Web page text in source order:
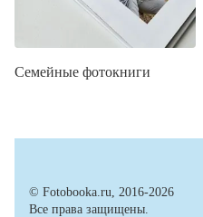
Семейные фотокниги
© Fotobooka.ru, 2016-2026
Все права защищены.